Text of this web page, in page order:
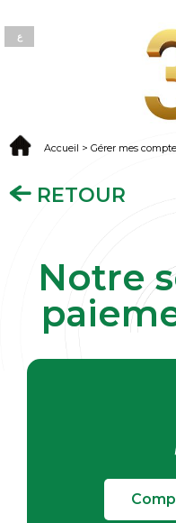
ع
Accueil > Gérer mes
RETOUR
Notre